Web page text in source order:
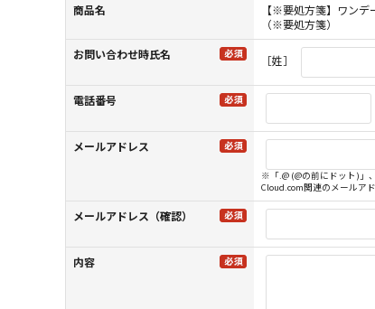
商品名
【※要処方箋】ワンデ
（※要処方箋）
お問い合わせ時氏名
［姓］
電話番号
メールアドレス
※「.@ (@の前にドット)」
Cloud.com関連のメールア
メールアドレス（確認）
内容